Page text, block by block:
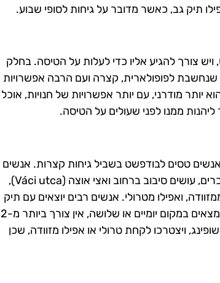
תיק גב, כאשר מדובר על גיחות לסופי שבוע.
צורך להגיע אליו כדי לעלות על הטיסה. בחלק
מן הנמנע כי הטיסה הזו, שנחשבת לפופולארית, קצרה ועם הרבה אפשרויות
לפני כמה שנים, והוא יותר מודרני, עם יותר אפשרויות של חנויות, אוכל
ממנו לפני שעולים על הטיסה.
ואורכת כ-3.5 שעות. הרבה מאוד אנשים טסים לבודפשט בשביל גיחות קצרות. אנשים
נהנים ממרחצאות סצ'ני (Széchenyi Thermal Bath), יוצאים למקומות המוכרים, עושים סיבוב ברחוב ואצי אוצה (Váci utca),
ואפילו מטרולי. אנשים רבים יוצאים עם תיק
גב בלבד, וכך נמנעים מהבידוק הבטחוני הראשוני בתוך הטרמינל. כאשר אתם נמצאים במקום יומיים או שלושה, אין צורך ביותר מ-2
ויצטרכו לקחת טרולי או אפילו מזוודה, שכן